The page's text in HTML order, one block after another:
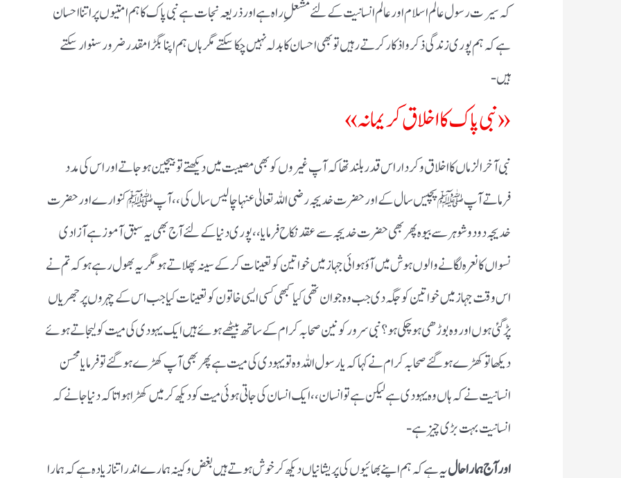
کہ سیرت رسول عالم اسلام اور عالم انسانیت کے لئے مشعلِ راہ ہے اور ذریعہ نجات ہے نبی پاک کا ہم امتیوں پر اتنا احسان
ہے کہ ہم پوری زندگی ذکر و اذکار کرتے رہیں تو بھی احسان کا بدلہ نہیں چکا سکتے مگر ہاں ہم اپنا بگڑا مقدر ضرور سنوار سکتے
ہیں-
« نبی پاک کا اخلاق کریمانہ»
نبی آخرالزماں کا اخلاق و کردار اس قدر بلند تھا کہ آپ غیروں کو بھی مصیبت میں دیکھتے تو بیچین ہوجاتے اور اس کی مدد
فرماتے آپ ﷺ پچیس سال کے اور حضرت خدیجہ رضی اللہ تعالیٰ عنہا چالیس سال کی،، آپ ﷺ کنوارے اور حضرت
خدیجہ دو دو شوہر سے بیوہ پھر بھی حضرت خدیجہ سے عقد نکاح فرمایا،، پوری دنیا کے لئے آج بھی یہ سبق آموز ہے آزادی
نسواں کا نعرہ لگانے والوں ہوش میں آؤ ہوائی جہاز میں خواتین کو تعینات کرکے سینہ پھلا تے ہو مگر یہ بھول رہے ہو کہ تم نے
اس وقت جہاز میں خواتین کو جگہ دی جب وہ جوان تھی کیا کبھی کسی ایسی خاتون کو تعینات کیا جب اس کے چہروں پر جھریاں
پڑ گئی ہوں اور وہ بوڑھی ہو چکی ہو؟ نبی سرور کونین صحابہ کرام کے ساتھ بیٹھے ہوئے ہیں ایک یہودی کی میت کو لیجاتے ہوئے
دیکھا تو کھڑے ہوگئے صحابہ کرام نے کہا کہ یارسول اللہ وہ تو یہودی کی میت ہے پھر بھی آپ کھڑے ہوگئے تو فرمایا محسن
انسانیت نے کہ ہاں وہ یہودی ہے لیکن ہے تو انسان،، ایک انسان کی جاتی ہوئی میت کو دیکھ کر میں کھڑا ہوا تاکہ دنیا جانے کہ
انسانیت بہت بڑی چیز ہے-
اور آج ہمارا حالیہ ہے کہ ہم اپنے بھائیوں کی پریشانیاں دیکھ کر خوش ہوتے ہیں بغض و کینہ ہمارے اندر اتنا زیادہ ہے کہ ہمارا